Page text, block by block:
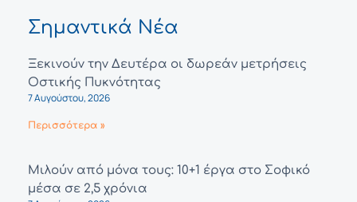
Σημαντικά Νέα
Ξεκινούν την Δευτέρα οι δωρεάν μετρήσεις
Οστικής Πυκνότητας
7 Αυγούστου, 2026
Περισσότερα »
Μιλούν από μόνα τους: 10+1 έργα στο Σοφικό
μέσα σε 2,5 χρόνια